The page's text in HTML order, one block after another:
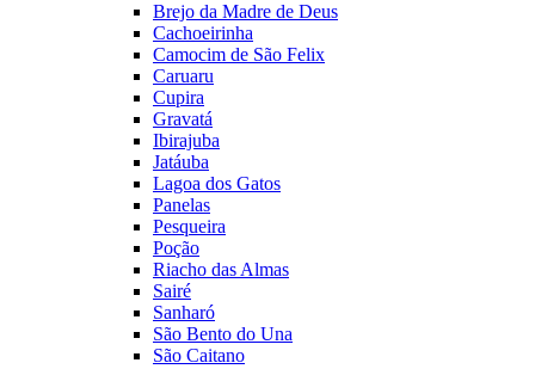
Brejo da Madre de Deus
Cachoeirinha
Camocim de São Felix
Caruaru
Cupira
Gravatá
Ibirajuba
Jatáuba
Lagoa dos Gatos
Panelas
Pesqueira
Poção
Riacho das Almas
Sairé
Sanharó
São Bento do Una
São Caitano